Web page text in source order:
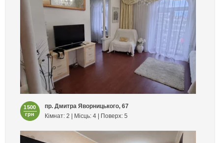
1500
грн
пр. Дмитра Яворницького, 67
Кімнат: 2 | Місць: 4 | Поверх: 5